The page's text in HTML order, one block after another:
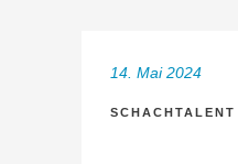
14. Mai 2024
SCHACHTALENT